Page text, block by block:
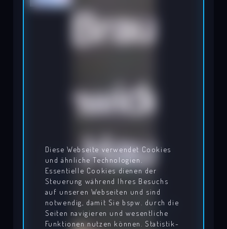
Diese Webseite verwendet Cookies
und ähnliche Technologien.
Essentielle Cookies dienen der
Steuerung während Ihres Besuchs
auf unseren Webseiten und sind
notwendig, damit Sie bspw. durch die
Seiten navigieren und wesentliche
Funktionen nutzen können. Statistik-